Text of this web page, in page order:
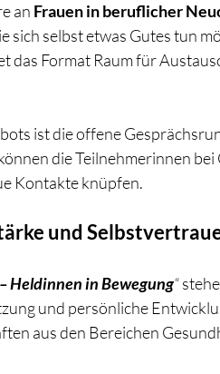
an Frauen in beruflicher
sich selbst etwas Gutes tun
das Format Raum für
ist die offene
die Teilnehmerinnen
Kontakte knüpfen.
und
Heldinnen in Bewegung“
und persönliche
aus den Bereichen